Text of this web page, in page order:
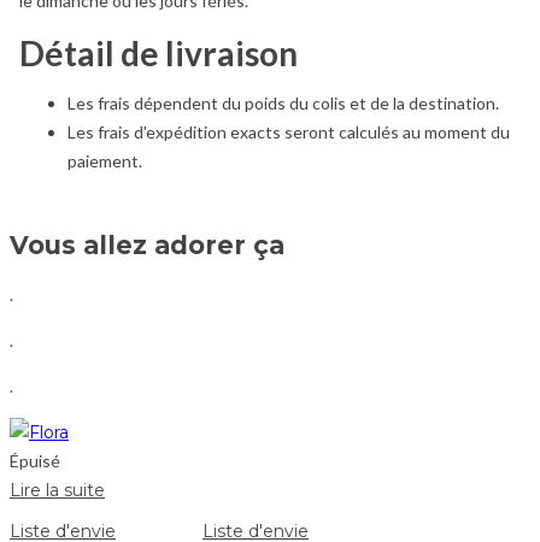
Détail de livraison
Les frais dépendent du poids du colis et de la destination.
Les frais d'expédition exacts seront calculés au moment du
paiement.
Vous allez adorer ça
.
.
.
Épuisé
Lire la suite
Liste d'envie
Liste d'envie